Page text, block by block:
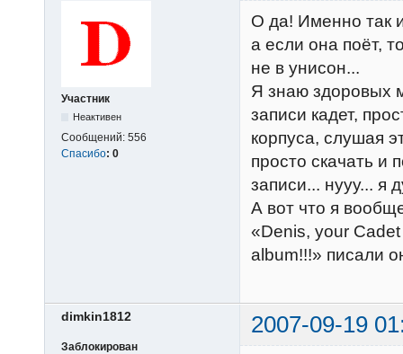
Участник
Неактивен
Сообщений: 556
Спасибо: 0
О да! Именно так
а если она поёт,
не в унисон...
Я знаю здоровых
записи кадет,
корпуса, слушая
просто скачать и
записи... нууу... я
А вот что я
«Denis, your
album!!!» писали
dimkin1812 2007-09-19
Заблокирован